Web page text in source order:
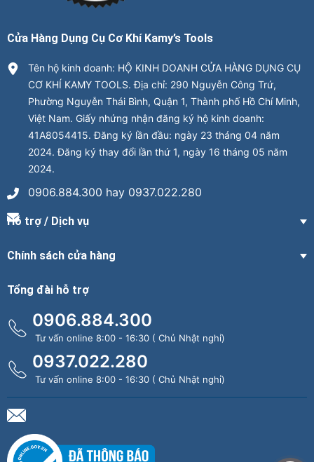
Cửa Hàng Dụng Cụ Cơ Khí Kamy’s Tools
Tên hộ kinh doanh: HỘ KINH DOANH CỬA HÀNG DỤNG CỤ
CƠ KHÍ KAMY TOOLS. Địa chỉ: 290 Nguyễn Công Trứ,
Phường Nguyễn Thái Bình, Quận 1, Thành phố Hồ Chí Minh,
Việt Nam. Giấy nhứng nhận đăng ký hộ kinh doanh:
41A8054415. Đăng ký lần đầu: ngày 23 tháng 04 năm
2024. Đăng ký thay đổi lần thứ 1, ngày 16 tháng 05 năm
2024.
0906.884.300 hay 0937.022.280
Hỗ trợ / Dịch vụ
Chính sách cửa hàng
Tổng đài hỗ trợ
0906.884.300
Tư vấn online 8:00 - 16:30 ( Chủ Nhật nghỉ)
0937.022.280
Tư vấn online 8:00 - 16:30 ( Chủ Nhật nghỉ)